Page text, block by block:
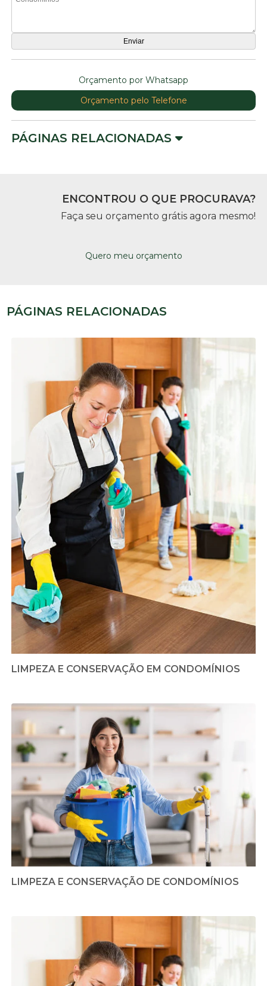
Orçamento por Whatsapp
Orçamento pelo Telefone
PÁGINAS RELACIONADAS
ENCONTROU O QUE PROCURAVA?
Faça seu orçamento grátis agora mesmo!
Quero meu orçamento
PÁGINAS RELACIONADAS
LIMPEZA E CONSERVAÇÃO EM CONDOMÍNIOS
LIMPEZA E CONSERVAÇÃO DE CONDOMÍNIOS